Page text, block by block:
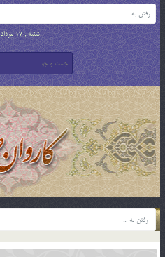
شنبه , 17 مرداد 1405